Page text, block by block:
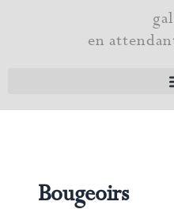
en
Bougeoirs